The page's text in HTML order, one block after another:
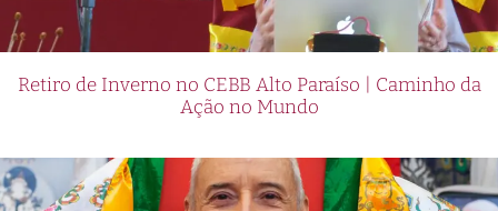
Retiro de Inverno no CEBB Alto Paraíso | Caminho da
Ação no Mundo